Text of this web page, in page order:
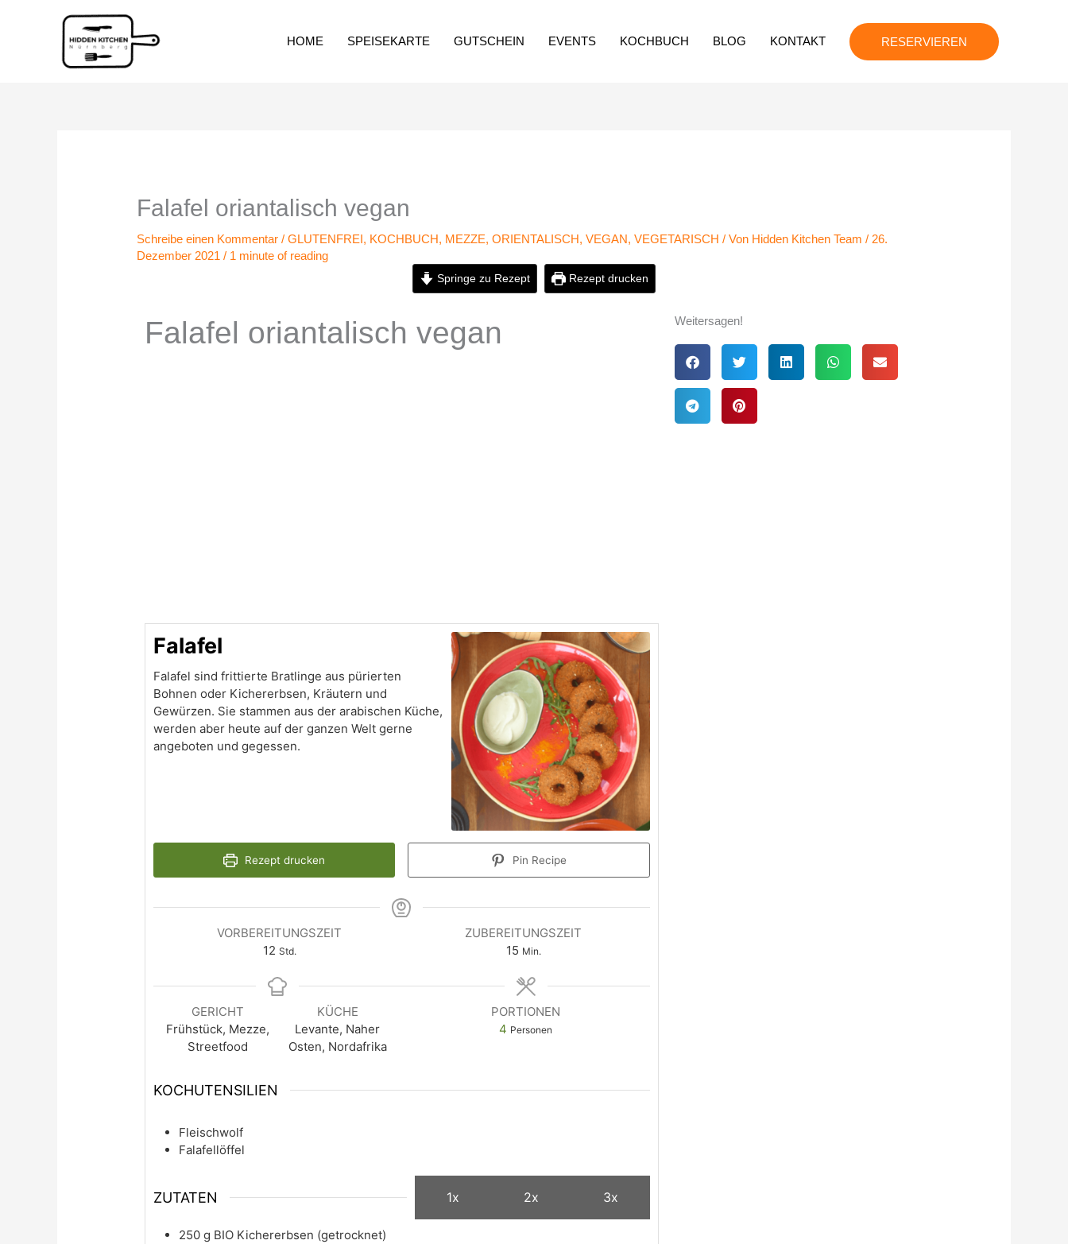
HOME SPEISEKARTE GUTSCHEIN EVENTS KOCHBUCH BLOG KONTAKT RESERVIEREN
Falafel oriantalisch vegan
Schreibe einen Kommentar /GLUTENFREI, KOCHBUCH, MEZZE,ORIENTALISCH,VEGAN,VEGETARISCH / Von Hidden Kitchen Team/ 26.
Dezember 2021/ 1 minute of reading
Springe zu Rezept Rezept drucken
Falafel oriantalisch vegan
Falafel
Falafel sind frittierte Bratlinge aus pürierten
Bohnen oder Kichererbsen, Kräutern und
Gewürzen. Sie stammen aus der arabischen Küche,
werden aber heute auf der ganzen Welt gerne
angeboten und gegessen.
Rezept drucken Pin Recipe
VORBEREITUNGSZEIT
12 Std.
ZUBEREITUNGSZEIT
15 Min.
GERICHT
Frühstück, Mezze,
Streetfood
KÜCHE
Levante, Naher
Osten, Nordafrika
PORTIONEN
4 Personen
KOCHUTENSILIEN
Fleischwolf
Falafellöffel
ZUTATEN 1x 2x 3x
250 g BIO Kichererbsen (getrocknet)
Weitersagen!